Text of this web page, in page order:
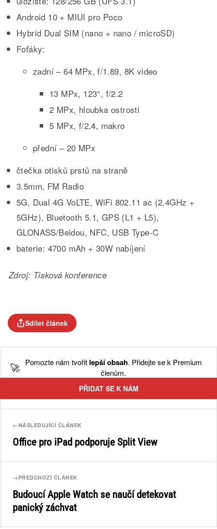
Android 10 + MIUI pro Poco
Hybrid Dual SIM (nano + nano / microSD)
Foťáky:
zadní – 64 MPx, f/1.89, 8K video
13 MPx, 123°, f/2.2
2 MPx, hloubka ostrosti
5 MPx, f/2.4, makro
přední – 20 MPx
čtečka otisků prstů na straně
3.5mm, FM Radio
5G, Dual 4G VoLTE, WiFi 802.11 ac (2.4GHz +
5GHz), Bluetooth 5.1, GPS (L1 + L5),
GLONASS/Beidou, NFC, USB Type-C
baterie: 4700 mAh + 30W nabíjení
Zdroj: Tisková konference
Sdílet článek
🚀 Pomozte nám tvořit lepší obsah. Přidejte se k Premium
členům.
PŘIDAT SE K NÁM
←NÁSLEDUJÍCÍ ČLÁNEK
Office pro iPad podporuje Split View
→ PŘEDCHOZÍ ČLÁNEK
Budoucí Apple Watch se naučí detekovat
panický záchvat